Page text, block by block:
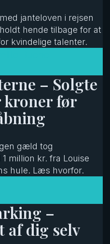
janteloven i rejsen
hende tilbage for at
kvindelige talenter.
– Solgte
kroner før
gæld tog
million kr. fra Louise
hule. Læs hvorfor.
–
af dig selv